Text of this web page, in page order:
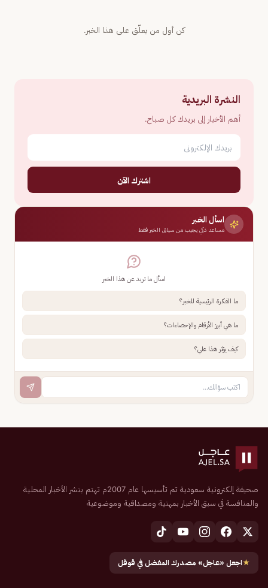
كن أول من يعلّق على هذا الخبر.
النشرة البريدية
أهم الأخبار إلى بريدك كل صباح.
اشترك الآن
اسأل الخبر
مساعد ذكي يجيب من سياق الخبر فقط
اسأل ما تريد عن هذا الخبر
ما الفكرة الرئيسية للخبر؟
ما هي أبرز الأرقام والإحصاءات؟
كيف يؤثر هذا علي؟
صحيفة إلكترونية سعودية تم تأسيسها عام 2007م تهتم بنشر الأخبار المحلية
والمنافسة في سبق الأخبار بمهنية ومصداقية وموضوعية
★اجعل «عاجل» مصدرك المفضل في قوقل